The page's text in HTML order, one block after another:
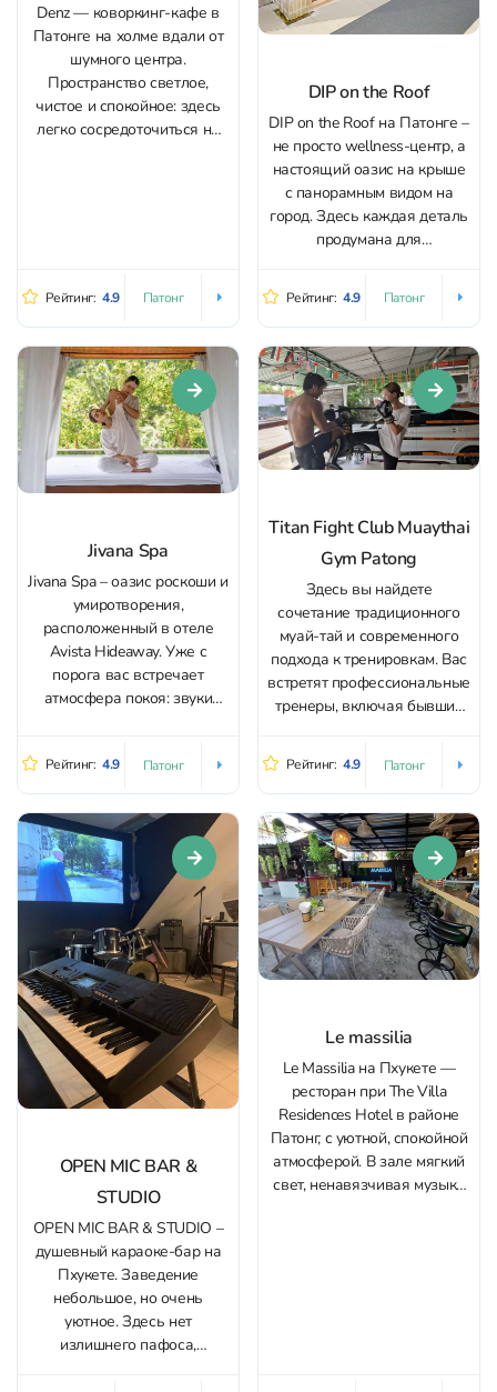
Denz — коворкинг-кафе в
Патонге на холме вдали от
шумного центра.
Пространство светлое,
чистое и спокойное: здесь
легко сосредоточиться на
необходимое: удобные
зона и...
Рейтинг: 4.9 Патонг
DIP on the Roof
DIP on the Roof на Патонге –
не просто wellness-центр, а
настоящий оазис на крыше
с панорамным видом на
город. Здесь каждая деталь
продумана для
питание и разнообразные
практики для гармонии духа.
В распоряжении гостей –
сауна, парная, теплый
бассейн и ледяная ванна
для...
Рейтинг: 4.9 Патонг
Jivana Spa
Jivana Spa – оазис роскоши и
умиротворения,
расположенный в отеле
Avista Hideaway. Уже с
порога вас встречает
атмосфера покоя: звуки
воздух словно переводят
время в размеренный ритм
отдыха и релаксации.
Мастера спа-салона
искусно соединяют древние
тайские техники с
современными методиками
ухода. В обширном...
Рейтинг: 4.9 Патонг
Titan Fight Club Muaythai
Gym Patong
Здесь вы найдете
сочетание традиционного
муай-тай и современного
подхода к тренировкам. Вас
встретят профессиональные
тренеры, включая бывших
знаниями и опытом.
Атмосфера клуба
вдохновляет на победы, а
комфортные условия
делают занятия приятными
и эффективными.
Тренировки подходят для
всех: для новичков,
желающих изучить тайские
единоборства, и для
Рейтинг: 4.9 Патонг
OPEN MIC BAR &
STUDIO
OPEN MIC BAR & STUDIO –
душевный караоке-бар на
Пхукете. Заведение
небольшое, но очень
уютное. Здесь нет
излишнего пафоса,
Le massilia
Le Massilia на Пхукете —
ресторан при The Villa
Residences Hotel в районе
Патонг, с уютной, спокойной
атмосферой. В зале мягкий
свет, ненавязчивая музыка